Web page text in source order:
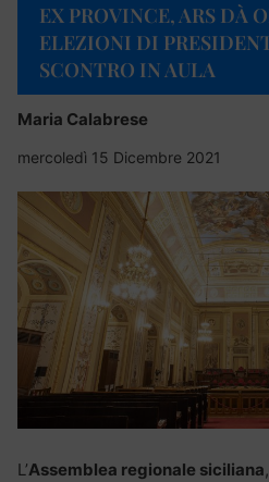
EX PROVINCE, ARS DÀ
ELEZIONI DI
SCONTRO IN AULA
Maria Calabrese
mercoledì 15 Dicembre 2021
L’Assemblea regionale siciliana